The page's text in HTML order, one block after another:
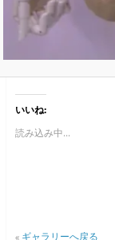
いいね:
読み込み中...
« ギャラリーへ戻る